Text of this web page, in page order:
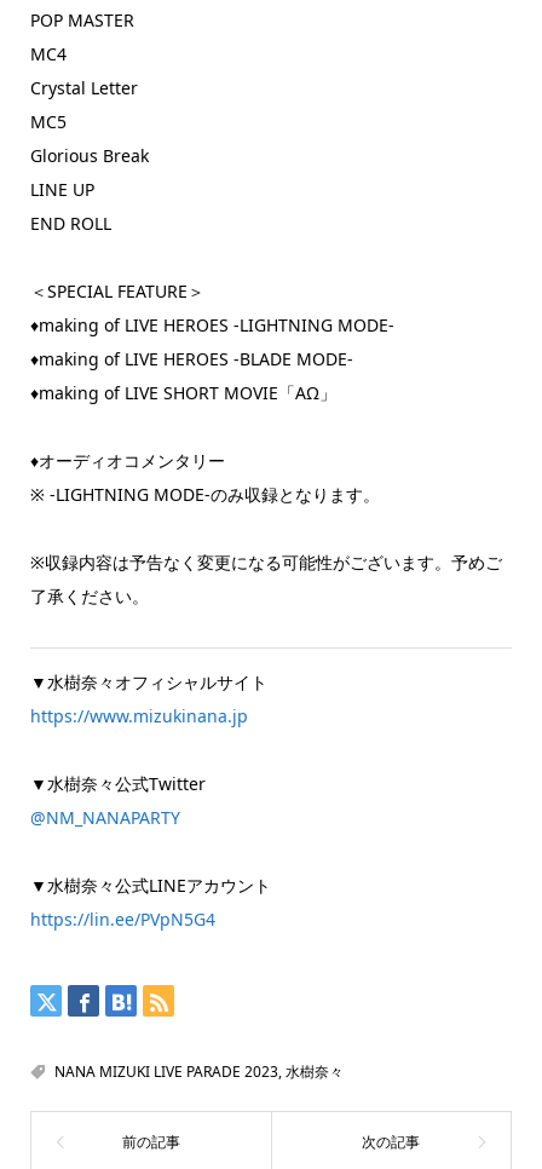
POP MASTER
MC4
Crystal Letter
MC5
Glorious Break
LINE UP
END ROLL
＜SPECIAL FEATURE＞
♦︎making of LIVE HEROES -LIGHTNING MODE-
♦︎making of LIVE HEROES -BLADE MODE-
♦︎making of LIVE SHORT MOVIE「AΩ」
♦︎オーディオコメンタリー
※ -LIGHTNING MODE-のみ収録となります。
※収録内容は予告なく変更になる可能性がございます。予めご
了承ください。
▼水樹奈々オフィシャルサイト
https://www.mizukinana.jp
▼水樹奈々公式Twitter
@NM_NANAPARTY
▼水樹奈々公式LINEアカウント
https://lin.ee/PVpN5G4
NANA MIZUKI LIVE PARADE 2023,水樹奈々